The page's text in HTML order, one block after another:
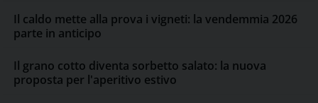
Il caldo mette alla prova i vigneti: la vendemmia 2026
parte in anticipo
Il grano cotto diventa sorbetto salato: la nuova
proposta per l'aperitivo estivo